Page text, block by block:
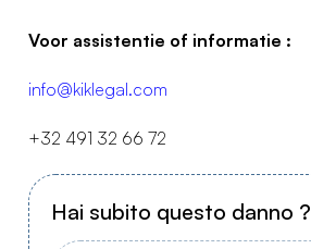
Voor assistentie of informatie :
info@kiklegal.com
+32 491 32 66 72
Hai subito questo danno ?